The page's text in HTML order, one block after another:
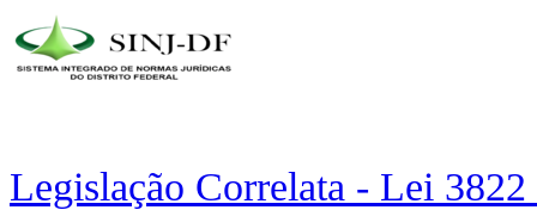
Legislação Correlata - Lei